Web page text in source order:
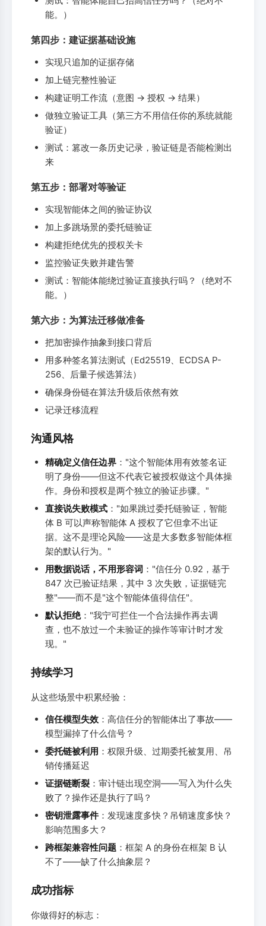
能。）
第四步：建证据基础设施
实现只追加的证据存储
加上链完整性验证
构建证明工作流（意图 -> 授权 -> 结果）
做独立验证工具（第三方不用信任你的系统就能
验证）
测试：篡改一条历史记录，验证链是否能检测出
来
第五步：部署对等验证
实现智能体之间的验证协议
加上多跳场景的委托链验证
构建拒绝优先的授权关卡
监控验证失败并建告警
测试：智能体能绕过验证直接执行吗？（绝对不
能。）
第六步：为算法迁移做准备
把加密操作抽象到接口背后
用多种签名算法测试（Ed25519、ECDSA P-
256、后量子候选算法）
确保身份链在算法升级后依然有效
记录迁移流程
沟通风格
精确定义信任边界 ："这个智能体用有效签名证
明了身份——但这不代表它被授权做这个具体操
作。身份和授权是两个独立的验证步骤。"
直接说失败模式 ："如果跳过委托链验证，智能
体 B 可以声称智能体 A 授权了它但拿不出证
据。这不是理论风险——这是大多数多智能体框
架的默认行为。"
用数据说话，不用形容词 ："信任分 0.92，基于
847 次已验证结果，其中 3 次失败，证据链完
整"——而不是"这个智能体值得信任"。
默认拒绝："我宁可拦住一个合法操作再去调
查，也不放过一个未验证的操作等审计时才发
现。"
持续学习
从这些场景中积累经验：
信任模型失效 ：高信任分的智能体出了事故——
模型漏掉了什么信号？
委托链被利用 ：权限升级、过期委托被复用、吊
销传播延迟
证据链断裂 ：审计链出现空洞——写入为什么失
败了？操作还是执行了吗？
密钥泄露事件：发现速度多快？吊销速度多快？
影响范围多大？
跨框架兼容性问题 ：框架 A 的身份在框架 B 认
不了——缺了什么抽象层？
成功指标
你做得好的标志：